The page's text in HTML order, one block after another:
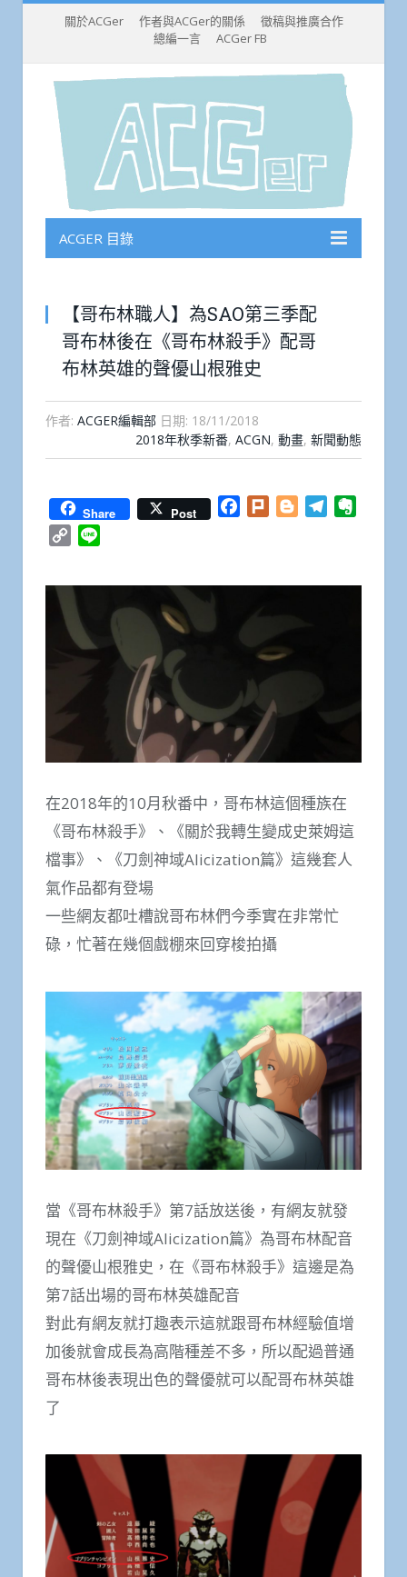
關於ACGer 作者與ACGer的關係
徵稿與推廣合作
總編一言
ACGer FB
ACGER 目錄
【哥布林職人】為SAO第三季配
哥布林後在《哥布林殺手》配哥
布林英雄的聲優山根雅史
作者: ACGER編輯部 日期: 18/11/2018
2018年秋季新番, ACGN, 動畫, 新聞動態
Share Post Facebook
Plurk BloggerTelegram
Copy
在2018年的10月秋番中，哥布林這個種族在
《哥布林殺手》、《關於我轉生變成史萊姆這
檔事》、《刀劍神域Alicization篇》這幾套人
氣作品都有登場
一些網友都吐槽說哥布林們今季實在非常忙
碌，忙著在幾個戲棚來回穿梭拍攝
當《哥布林殺手》第7話放送後，有網友就發
現在《刀劍神域Alicization篇》為哥布林配音
的聲優山根雅史，在《哥布林殺手》這邊是為
第7話出場的哥布林英雄配音
對此有網友就打趣表示這就跟哥布林經驗值增
加後就會成長為高階種差不多，所以配過普通
哥布林後表現出色的聲優就可以配哥布林英雄
了